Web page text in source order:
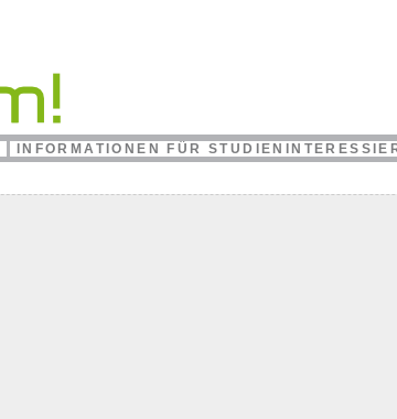
INFORMATIONEN FÜR